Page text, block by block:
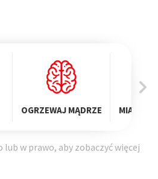
OGRZEWAJ MĄDRZE MIASTA
lub w prawo, aby zobaczyć więcej